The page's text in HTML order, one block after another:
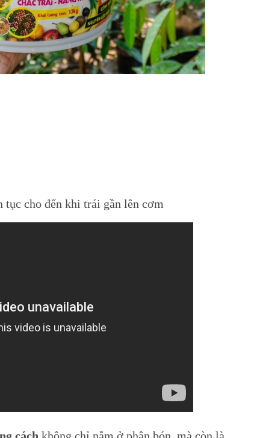
cho đến khi trái gần lên cơm